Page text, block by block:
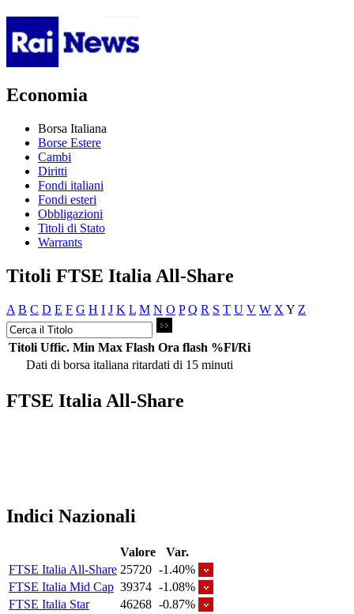
Economia
Borsa Italiana
Borse Estere
Cambi
Diritti
Fondi italiani
Fondi esteri
Obbligazioni
Titoli di Stato
Warrants
Titoli FTSE Italia All-Share
A B C D E F G H I J K L M N O P Q R S T U V W X Y Z
Titoli Uffic. Min Max Flash Ora flash %Fl/Ri
Dati di borsa italiana ritardati di 15 minuti
FTSE Italia All-Share
Indici Nazionali
Valore
Var.
FTSE Italia All-Share 25720 -1.40%
FTSE Italia Mid Cap 39374 -1.08%
FTSE Italia Star
46268 -0.87%